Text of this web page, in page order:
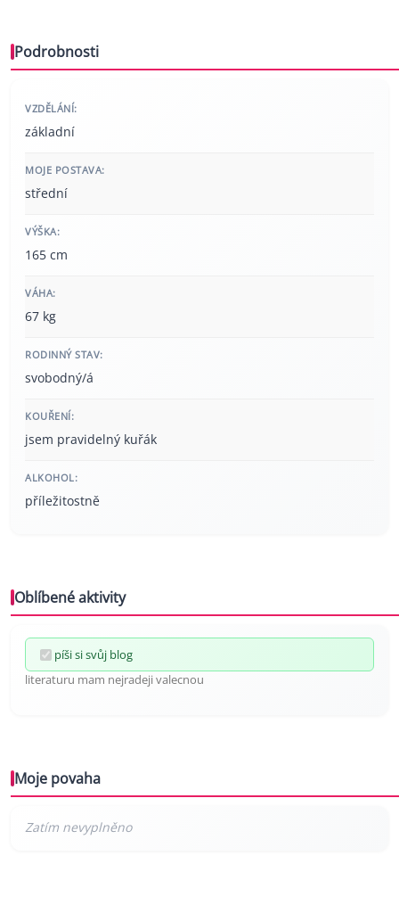
Podrobnosti
VZDĚLÁNÍ:
základní
MOJE POSTAVA:
střední
VÝŠKA:
165 cm
VÁHA:
67 kg
RODINNÝ STAV:
svobodný/á
KOUŘENÍ:
jsem pravidelný kuřák
ALKOHOL:
příležitostně
Oblíbené aktivity
píši si svůj blog
literaturu mam nejradeji valecnou
Moje povaha